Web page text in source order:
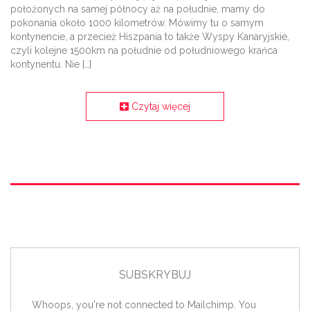
położonych na samej północy aż na południe, mamy do
pokonania około 1000 kilometrów. Mówimy tu o samym
kontynencie, a przecież Hiszpania to także Wyspy Kanaryjskie,
czyli kolejne 1500km na południe od południowego krańca
kontynentu. Nie […]
Czytaj więcej
SUBSKRYBUJ
Whoops, you're not connected to Mailchimp. You